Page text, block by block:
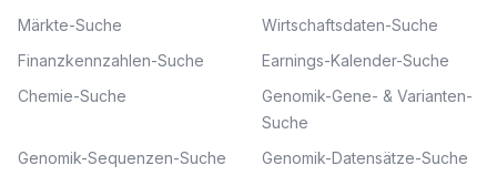
Märkte-Suche
Wirtschaftsdaten-Suche
Finanzkennzahlen-Suche
Earnings-Kalender-Suche
Chemie-Suche
Genomik-Gene- & Varianten-
Suche
Genomik-Sequenzen-Suche
Genomik-Datensätze-Suche